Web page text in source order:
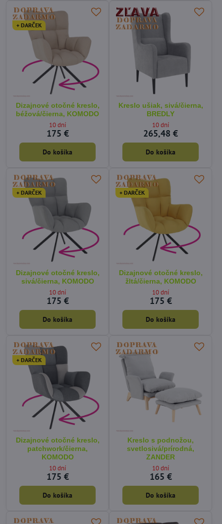
+ DARČEK
Dizajnové otočné kreslo,
béžová/čierna, KOMODO
10 dní
175 €
Do košíka
Kreslo ušiak, sivá/čierna,
BREDLY
10 dní
265,48 €
Do košíka
+ DARČEK
Dizajnové otočné kreslo,
sivá/čierna, KOMODO
10 dní
175 €
Do košíka
+ DARČEK
Dizajnové otočné kreslo,
žltá/čierna, KOMODO
10 dní
175 €
Do košíka
+ DARČEK
Dizajnové otočné kreslo,
patchwork/čierna,
KOMODO
10 dní
175 €
Do košíka
Kreslo s podnožou,
svetlosivá/prírodná,
ZANDER
10 dní
165 €
Do košíka